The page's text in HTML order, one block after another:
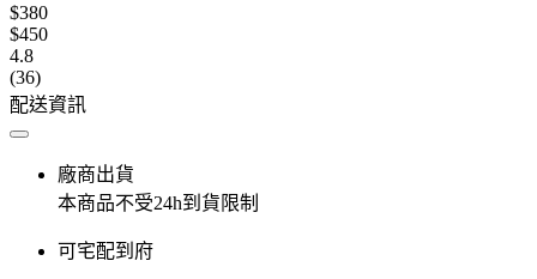
$380
$450
4.8
(36)
配送資訊
廠商出貨
本商品不受24h到貨限制
可宅配到府